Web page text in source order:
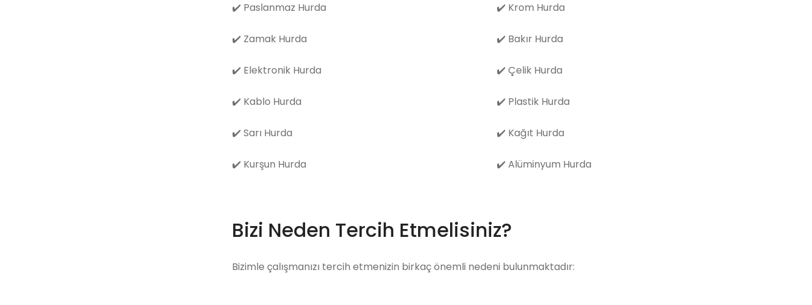
✔️ Paslanmaz Hurda
✔️ Zamak Hurda
✔️ Elektronik Hurda
✔️ Kablo Hurda
✔️ Sarı Hurda
✔️ Kurşun Hurda
✔️ Krom Hurda
✔️ Bakır Hurda
✔️ Çelik Hurda
✔️ Plastik Hurda
✔️ Kağıt Hurda
✔️ Alüminyum Hurda
Bizi Neden Tercih Etmelisiniz?
Bizimle çalışmanızı tercih etmenizin birkaç önemli nedeni bulunmaktadır: